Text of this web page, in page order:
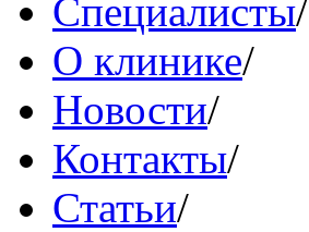
Специалисты/
О клинике/
Новости/
Контакты/
Статьи/